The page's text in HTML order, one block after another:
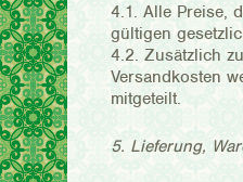
4.1. Alle Preise,
gültigen
4.2. Zusätzlich
Versandkosten
mitgeteilt.
5. Lieferung,